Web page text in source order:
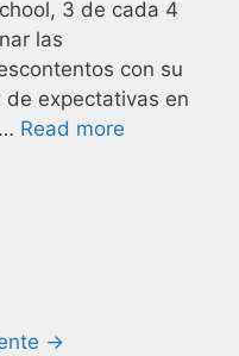
3 de cada 4
las
con su
expectativas en
Read more
→